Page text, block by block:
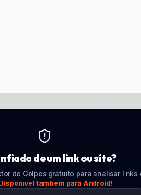
de um link ou site?
de Golpes gratuito para analisar links
também para Android!